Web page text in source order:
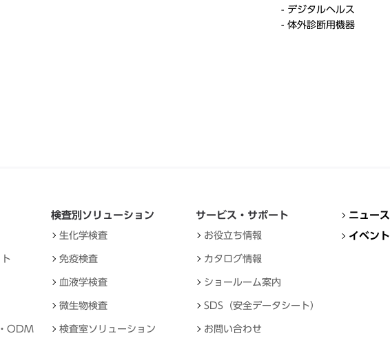
- デジタルヘルス
- 体外診断用機器
ODM
検査別ソリューション
生化学検査
免疫検査
血液学検査
微生物検査
検査室ソリューション
サービス・サポート
お役立ち情報
カタログ情報
ショールーム案内
SDS（安全データシート）
お問い合わせ
ニュース
イベント